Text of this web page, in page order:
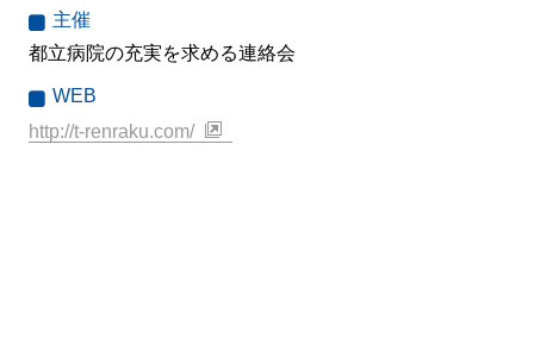
主催
都立病院の充実を求める連絡会
WEB
http://t-renraku.com/